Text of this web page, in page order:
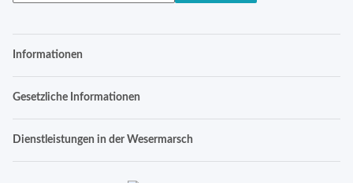
Informationen
Gesetzliche Informationen
Dienstleistungen in der Wesermarsch